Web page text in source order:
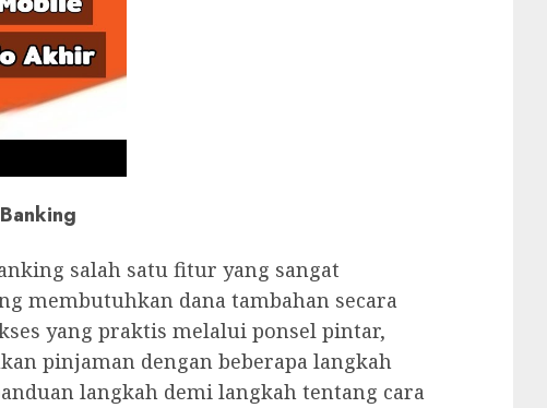
salah satu fitur yang sangat
membutuhkan dana tambahan secara
yang praktis melalui ponsel pintar,
pinjaman dengan beberapa langkah
langkah demi langkah tentang cara